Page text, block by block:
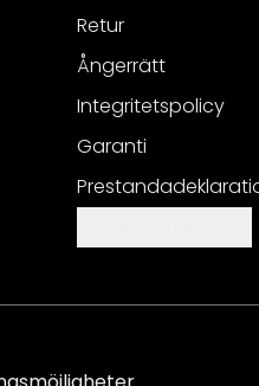
Retur
Ångerrätt
Integritetspolicy
Garanti